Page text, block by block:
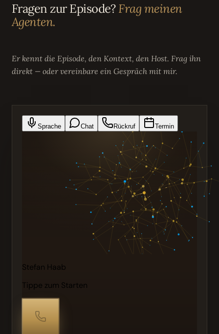
Fragen zur Episode?Frag meinen
Agenten.
Er kennt die Episode, den Kontext, den Host. Frag ihn
direkt — oder vereinbare ein Gespräch mit mir.
Sprache Chat Rückruf Termin
Stefan Haab
Tippe zum Starten